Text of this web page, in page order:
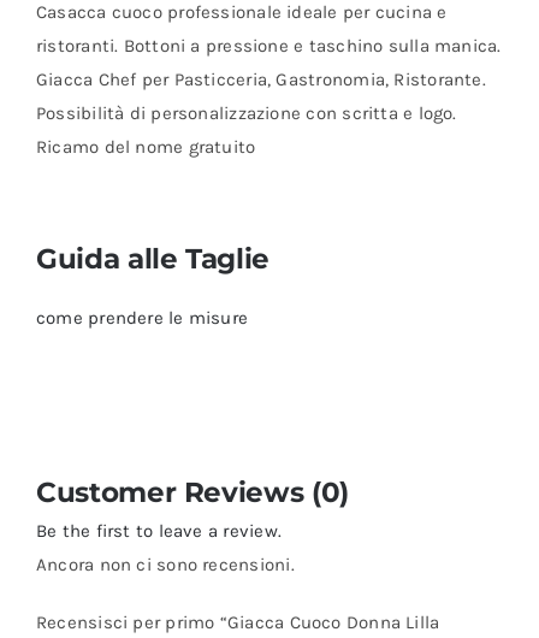
Casacca cuoco professionale ideale per cucina e
ristoranti. Bottoni a pressione e taschino sulla manica.
Giacca Chef per Pasticceria, Gastronomia, Ristorante.
Possibilità di personalizzazione con scritta e logo.
Ricamo del nome gratuito
Guida alle Taglie
come prendere le misure
Customer Reviews (0)
Be the first to leave a review.
Ancora non ci sono recensioni.
Recensisci per primo “Giacca Cuoco Donna Lilla